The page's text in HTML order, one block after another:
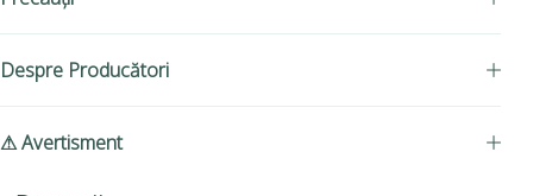
Despre Producători
⚠ Avertisment